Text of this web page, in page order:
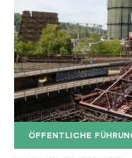
ÖFFENTLICHE
Der
Copyright: